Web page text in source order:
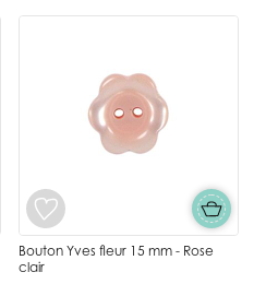
Bouton Yves fleur 15 mm - Rose
clair